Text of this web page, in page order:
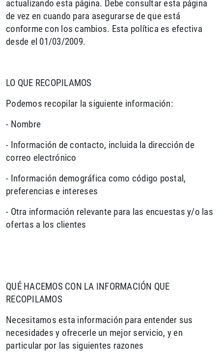
actualizando esta página. Debe consultar esta página
de vez en cuando para asegurarse de que está
conforme con los cambios. Esta política es efectiva
desde el 01/03/2009.
LO QUE RECOPILAMOS
Podemos recopilar la siguiente información:
- Nombre
- Información de contacto, incluida la dirección de
correo electrónico
- Información demográfica como código postal,
preferencias e intereses
- Otra información relevante para las encuestas y/o las
ofertas a los clientes
QUÉ HACEMOS CON LA INFORMACIÓN QUE
RECOPILAMOS
Necesitamos esta información para entender sus
necesidades y ofrecerle un mejor servicio, y en
particular por las siguientes razones